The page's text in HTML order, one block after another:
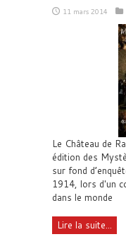
11 mars 2014
Le Château de
édition des
sur fond
1914, lors d'un
dans le monde
Lire la suite...